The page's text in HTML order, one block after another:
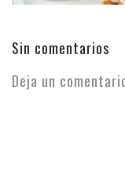
Sin comentarios
Deja un